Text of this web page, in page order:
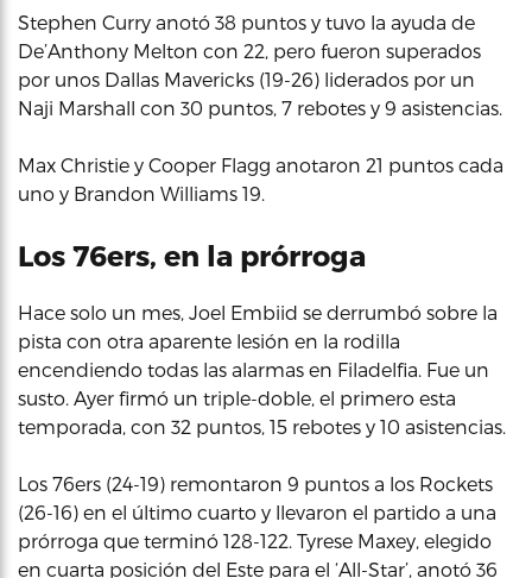
Stephen Curry anotó 38 puntos y tuvo la ayuda de
De’Anthony Melton con 22, pero fueron superados
por unos Dallas Mavericks (19-26) liderados por un
Naji Marshall con 30 puntos, 7 rebotes y 9 asistencias.
Max Christie y Cooper Flagg anotaron 21 puntos cada
uno y Brandon Williams 19.
Los 76ers, en la prórroga
Hace solo un mes, Joel Embiid se derrumbó sobre la
pista con otra aparente lesión en la rodilla
encendiendo todas las alarmas en Filadelfia. Fue un
susto. Ayer firmó un triple-doble, el primero esta
temporada, con 32 puntos, 15 rebotes y 10 asistencias.
Los 76ers (24-19) remontaron 9 puntos a los Rockets
(26-16) en el último cuarto y llevaron el partido a una
prórroga que terminó 128-122. Tyrese Maxey, elegido
en cuarta posición del Este para el ‘All-Star’, anotó 36